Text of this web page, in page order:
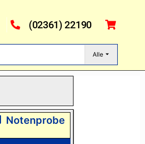
(02361) 22190
Alle
Notenprobe